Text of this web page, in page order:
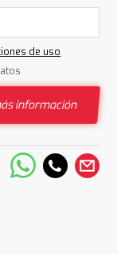
de uso
información